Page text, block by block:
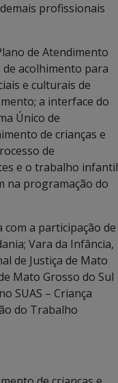
profissionais
de Atendimento
acolhimento para
e culturais de
a interface do
Único de
de crianças e
de
e o trabalho infantil
na programação do
a participação de
Vara da Infância,
de Justiça de Mato
Mato Grosso do Sul
SUAS – Criança
do Trabalho